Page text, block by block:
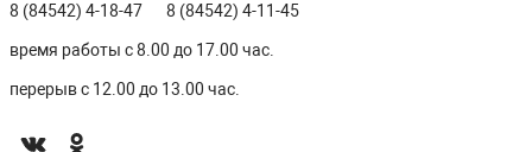
8 (84542) 4-18-47 8 (84542) 4-11-45
время работы с 8.00 до 17.00 час.
перерыв с 12.00 до 13.00 час.